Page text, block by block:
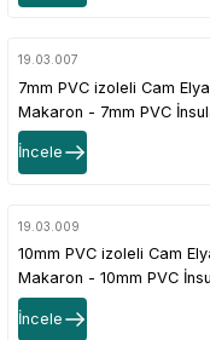
19.03.007
7mm PVC izoleli Cam
Makaron - 7mm PVC
Fiberglass Tubing
İncele
19.03.009
10mm PVC izoleli Cam
Makaron - 10mm PVC
Fiberglass Tubing
İncele